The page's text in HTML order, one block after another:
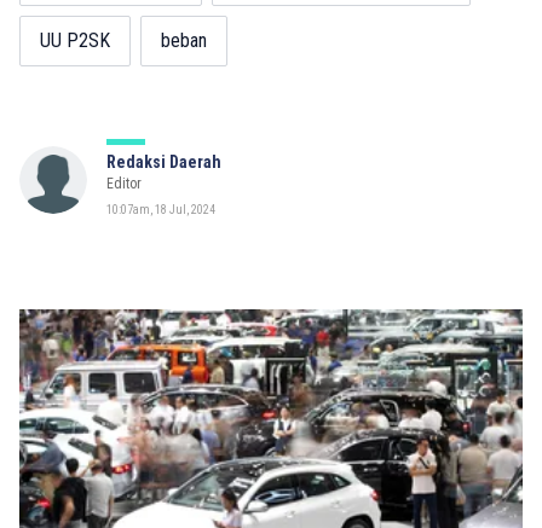
UU P2SK beban
Redaksi Daerah
Editor
10:07am, 18 Jul, 2024